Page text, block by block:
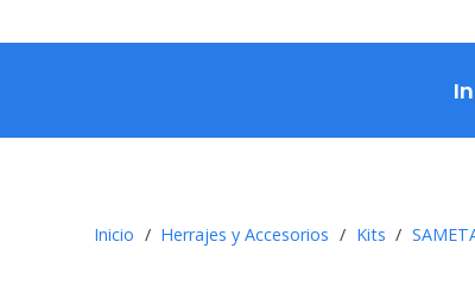
Inicio / Herrajes y Accesorios / Kits /